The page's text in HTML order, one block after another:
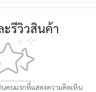
รีวิวสินค้า
คนแรกที่แสดงความคิดเห็น